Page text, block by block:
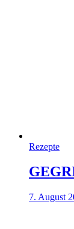
Rezepte
7. August